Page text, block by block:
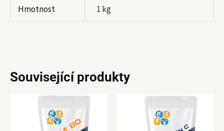
Hmotnost 1 kg
Související produkty